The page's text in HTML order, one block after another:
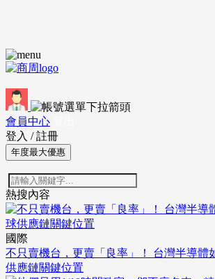
會員中心
登入 / 註冊
年度最大優惠
熱搜內容
國際
不只賣機台，更賣「良率」！ 台灣半導體
供應鏈關鍵位置